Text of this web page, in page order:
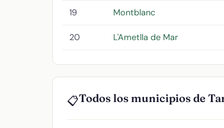
19 Montblanc
20 L'Ametlla de Mar
📋Todos los municipios de